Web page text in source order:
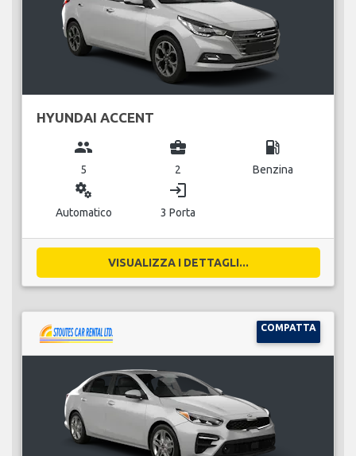
HYUNDAI ACCENT
group
5
business_center
2
local_gas_station
Benzina
miscellaneous_services
Automatico
login
3 Porta
VISUALIZZA I DETTAGLI...
COMPATTA